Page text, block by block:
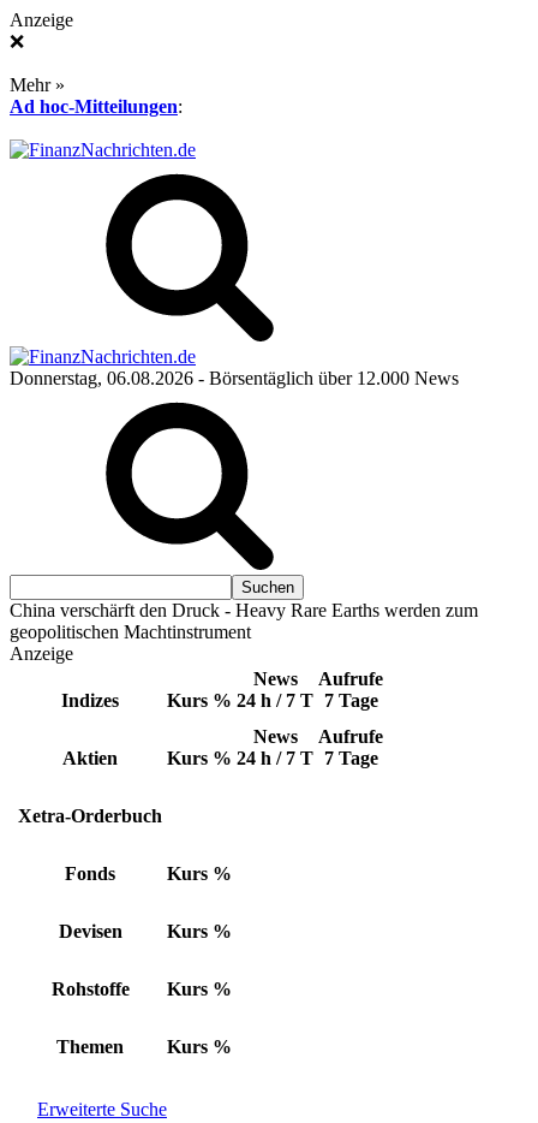
Anzeige
❌
Mehr »
Ad hoc-Mitteilungen:
Donnerstag, 06.08.2026 - Börsentäglich über 12.000 News
China verschärft den Druck - Heavy Rare Earths werden zum
geopolitischen Machtinstrument
Anzeige
Indizes Kurs %
News
24 h / 7 T
Aufrufe
7 Tage
Aktien Kurs %
News
24 h / 7 T
Aufrufe
7 Tage
Xetra-Orderbuch
Fonds Kurs %
Devisen Kurs %
Rohstoffe Kurs %
Themen Kurs %
Erweiterte Suche